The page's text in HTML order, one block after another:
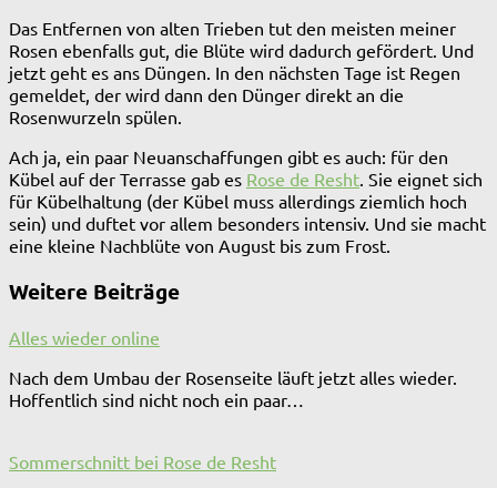
Das Entfernen von alten Trieben tut den meisten meiner
Rosen ebenfalls gut, die Blüte wird dadurch gefördert. Und
jetzt geht es ans Düngen. In den nächsten Tage ist Regen
gemeldet, der wird dann den Dünger direkt an die
Rosenwurzeln spülen.
Ach ja, ein paar Neuanschaffungen gibt es auch: für den
Kübel auf der Terrasse gab es Rose de Resht . Sie eignet sich
für Kübelhaltung (der Kübel muss allerdings ziemlich hoch
sein) und duftet vor allem besonders intensiv. Und sie macht
eine kleine Nachblüte von August bis zum Frost.
Weitere Beiträge
Alles wieder online
Nach dem Umbau der Rosenseite läuft jetzt alles wieder.
Hoffentlich sind nicht noch ein paar…
Sommerschnitt bei Rose de Resht